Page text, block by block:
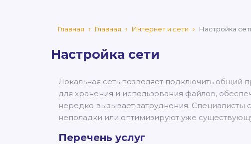
Главная Главная Интернет и сети Настройка
Настройка сети
Локальная сеть позволяет подключить общий
для хранения и использования файлов,
нередко вызывает затруднения. Специалисты
неполадки или оптимизируют уже
Перечень услуг